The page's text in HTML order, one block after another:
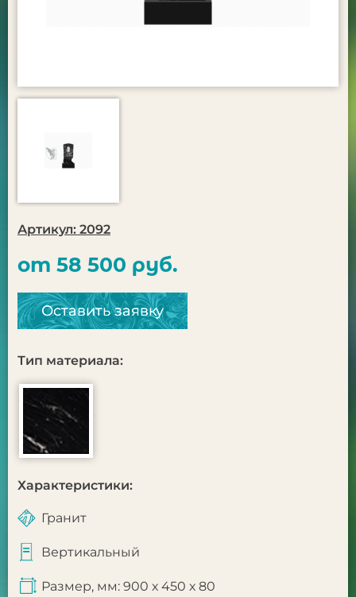
Артикул: 2092
от 58 500 руб.
Оставить заявку
Тип материала:
Характеристики:
Гранит
Вертикальный
Размер, мм: 900 х 450 х 80